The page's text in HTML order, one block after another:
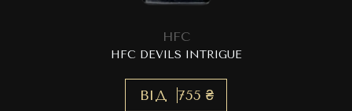
HFC
HFC DEVILS INTRIGUE
ВІД 755 ₴